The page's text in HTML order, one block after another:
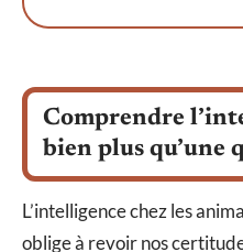
Comprendre
bien plus qu’une
L’intelligence chez les
oblige à revoir nos